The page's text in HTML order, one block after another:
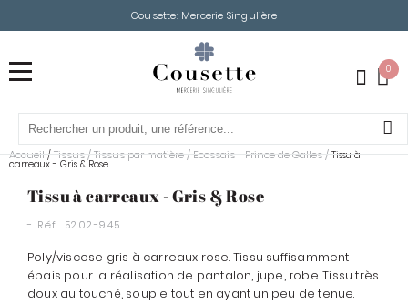
Cousette: Mercerie Singulière
0
Accueil /Tissus/Tissus par matière/Ecossais - Prince de Galles/Tissu à
carreaux - Gris & Rose
Tissu à carreaux - Gris & Rose
- Réf. 5202-945
Poly/viscose gris à carreaux rose. Tissu suffisamment
épais pour la réalisation de pantalon, jupe, robe. Tissu très
doux au touché, souple tout en ayant un peu de tenue.